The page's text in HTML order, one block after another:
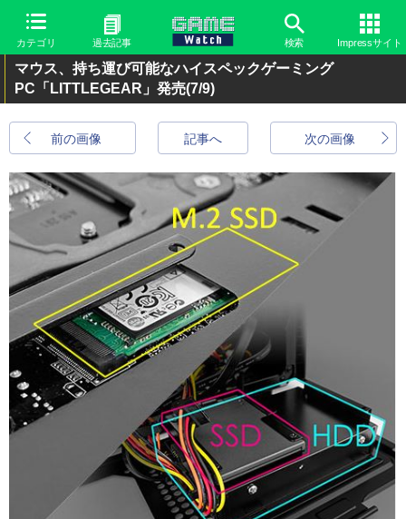
カテゴリ 過去記事 検索 Impressサイト
マウス、持ち運び可能なハイスペックゲーミング
PC「LITTLEGEAR」発売(7/9)
前の画像 次の画像
記事へ